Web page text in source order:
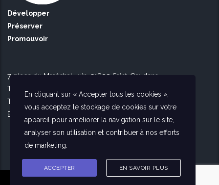
Développer
Préserver
Promouvoir
7, place du Maréchal Juin, 31800 Saint-Gaudens
Tél Toulouse : 09 51 90 16 56
Tél Saint Gaudens : 09 73 56 26 02
E-mail :
En cliquant sur « Accepter tous les cookies »,
vous acceptez le stockage de cookies sur votre
appareil pour améliorer la navigation sur le site,
analyser son utilisation et contribuer à nos efforts
de marketing.
ACCEPTER EN SAVOIR PLUS